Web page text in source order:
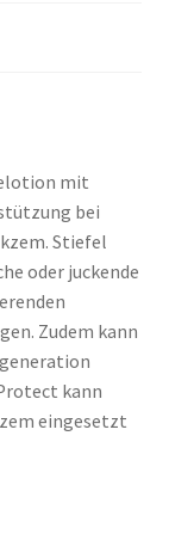
mit
bei
Stiefel
oder juckende
Zudem kann
kann
eingesetzt